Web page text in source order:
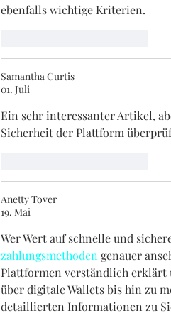
ebenfalls wichtige Kriterien.
Samantha Curtis
01. Juli
Ein sehr interessanter Artikel,
Sicherheit der Plattform
Anetty Tover
19. Mai
Wer Wert auf schnelle und
zahlungsmethoden genauer
Plattformen verständlich erklärt
über digitale Wallets bis hin zu
detaillierten Informationen zu